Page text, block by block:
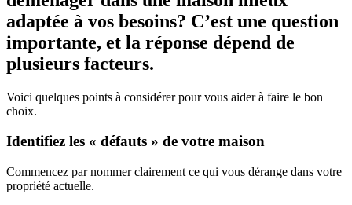
adaptée à vos besoins? C’est une question
importante, et la réponse dépend de
plusieurs facteurs.
Voici quelques points à considérer pour vous aider à faire le bon
choix.
Identifiez les « défauts » de votre maison
Commencez par nommer clairement ce qui vous dérange dans votre
propriété actuelle.